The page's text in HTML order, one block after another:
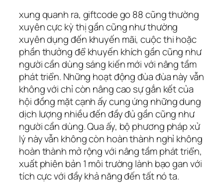
xung quanh ra, giftcode go 88 cũng thường
xuyên cực kỳ thị gần cũng như thường
xuyên dụng đến khuyến mãi, cuộc thi hoặc
phần thưởng để khuyến khích gần cũng như
người cần dùng sáng kiến mới với nâng tầm
phát triển. Những hoạt động đùa đùa này vẫn
không với chỉ còn nâng cao sự gắn kết của
hội đồng mặt cạnh ấy cung ứng những dung
dịch lượng nhiều đến đầy đủ gần cũng như
người cần dùng. Qua ấy, bộ phương pháp xử
lý này vẫn không còn hoàn thành nghỉ không
hoàn thành mở rộng với nâng tầm phát triển,
xuất phiên bản 1 môi trường lành bạo gan với
tích cực với đầy khả năng đến tất nó ta.